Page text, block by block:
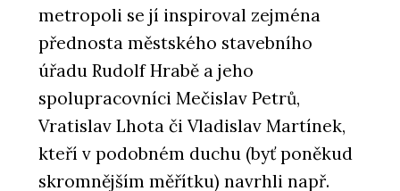
metropoli se jí inspiroval zejména
přednosta městského stavebního
úřadu Rudolf Hrabě a jeho
spolupracovníci Mečislav Petrů,
Vratislav Lhota či Vladislav Martínek,
kteří v podobném duchu (byť poněkud
skromnějším měřítku) navrhli např.